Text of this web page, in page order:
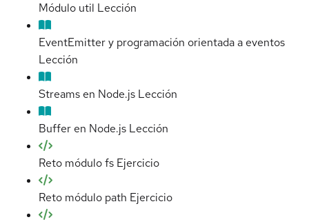
Módulo util Lección
EventEmitter y programación orientada a eventos
Lección
Streams en Node.js Lección
Buffer en Node.js Lección
Reto módulo fs Ejercicio
Reto módulo path Ejercicio